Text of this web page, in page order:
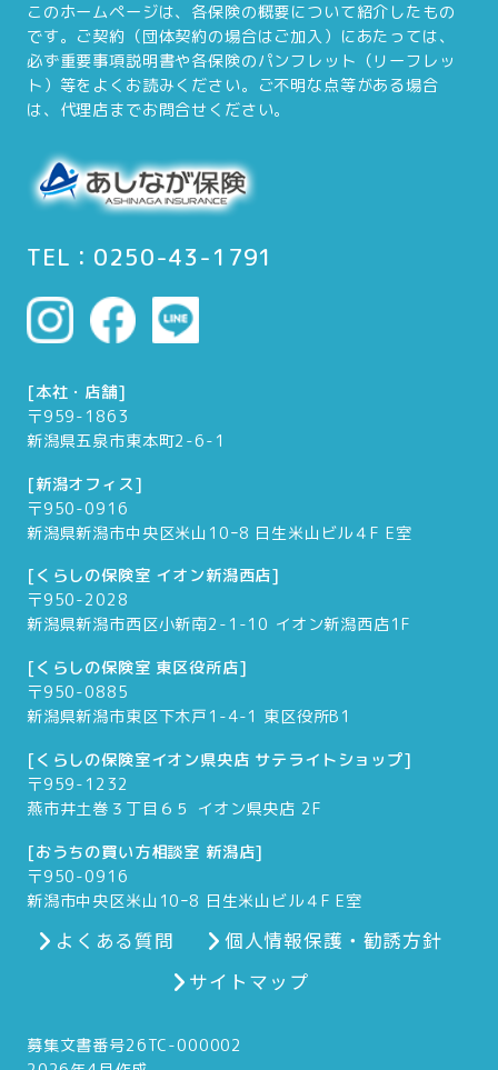
このホームページは、各保険の概要について紹介したもの
です。ご契約（団体契約の場合はご加入）にあたっては、
必ず重要事項説明書や各保険のパンフレット（リーフレッ
ト）等をよくお読みください。ご不明な点等がある場合
は、代理店までお問合せください。
TEL：0250-43-1791
[本社・店舗]
〒959-1863
新潟県五泉市東本町2-6-1
[新潟オフィス]
〒950-0916
新潟県新潟市中央区米山10ｰ8 日生米山ビル４F E室
[くらしの保険室 イオン新潟西店]
〒950-2028
新潟県新潟市西区小新南2-1-10 イオン新潟西店1F
[くらしの保険室 東区役所店]
〒950-0885
新潟県新潟市東区下木戸1-4-1 東区役所B1
[くらしの保険室イオン県央店 サテライトショップ]
〒959-1232
燕市井土巻３丁目６５ イオン県央店 2F
[おうちの買い方相談室 新潟店]
〒950-0916
新潟市中央区米山10ｰ8 日生米山ビル４F E室
よくある質問
個人情報保護・勧誘方針
サイトマップ
募集文書番号26TC-000002